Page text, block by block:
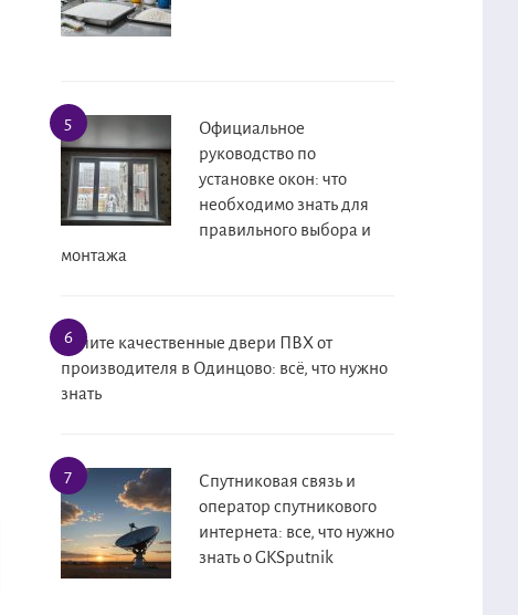
Официальное
руководство по
установке окон: что
необходимо знать для
правильного выбора и
монтажа
Купите качественные двери ПВХ от
производителя в Одинцово: всё, что нужно
знать
Спутниковая связь и
оператор спутникового
интернета: все, что нужно
знать о GKSputnik